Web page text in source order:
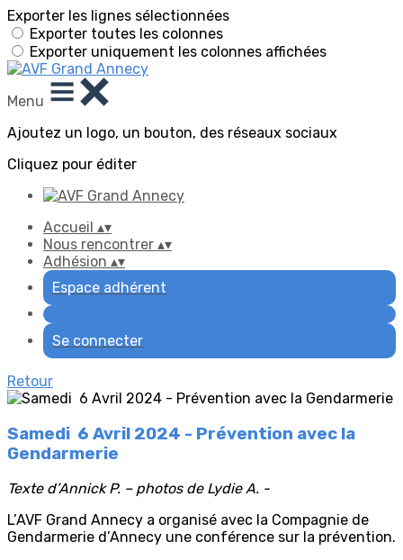
Exporter les lignes sélectionnées
Exporter toutes les colonnes
Exporter uniquement les colonnes affichées
Menu
Ajoutez un logo, un bouton, des réseaux sociaux
Cliquez pour éditer
Accueil ▴▾
Nous rencontrer ▴▾
Adhésion ▴▾
Espace adhérent
Se connecter
Retour
Samedi 6 Avril 2024 - Prévention avec la
Gendarmerie
Texte d’Annick P. – photos de Lydie A. -
L’AVF Grand Annecy a organisé avec la Compagnie de
Gendarmerie d’Annecy une conférence sur la prévention.